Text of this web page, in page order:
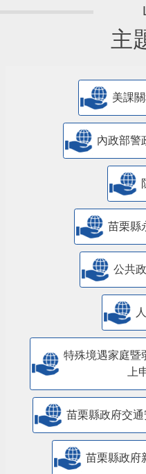
主
美課
內政部警
苗栗縣
公共
特殊境遇家庭暨
上
苗栗縣政府交通
苗栗縣政府